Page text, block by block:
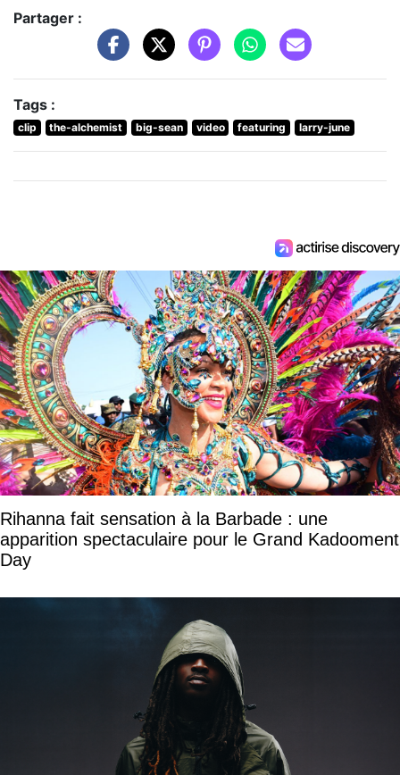
Partager :
Tags :
clip the-alchemist big-sean video featuring larry-june
Rihanna fait sensation à la Barbade : une
apparition spectaculaire pour le Grand Kadooment
Day